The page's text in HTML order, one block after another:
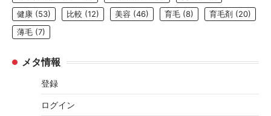
健康 (53) 比較 (12) 美容 (46) 育毛 (8) 育毛剤 (20)
薄毛 (7)
メタ情報
登録
ログイン